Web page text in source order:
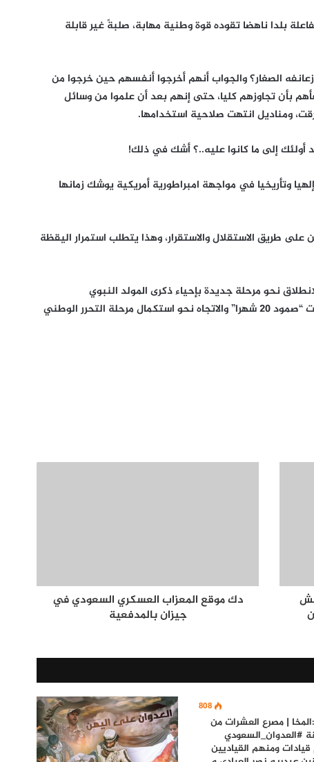
بلدا ناهضا تقوده قوة وطنية مهابة، صلبةً غير قابلة
الصغار؟ والجواب أنهم أخرجوا أنفسهم حين خرجوا من
بأن تجاوزهم كليا، حتى إنهم بعد أن علموا من وسائل
ومناديل انتهت صلاحية استخدامها.
إلى ما كانوا عليه..؟ أشك في ذلك!
وتأريخيا في مواجهة امبراطورية أمريكية يوشك زمانها
على طريق الاستقلال والاستقرار، وهذا يتطلب استمرار اليقظة
نحو مرحلة جديدة بإحياء ذكرى المولد النبوي
القادمة،فوحدها المناسبة القادرة على تثبيت “صمود 20 شهرا” والاتجاه نحو استكمال مرحلة التحرر الوطني
دك موقع المعزاب العسكري السعودي في
جيزان بالمدفعية
808
| مصرع العشرات من
#العدوان_السعودي
ومنهم القياديين